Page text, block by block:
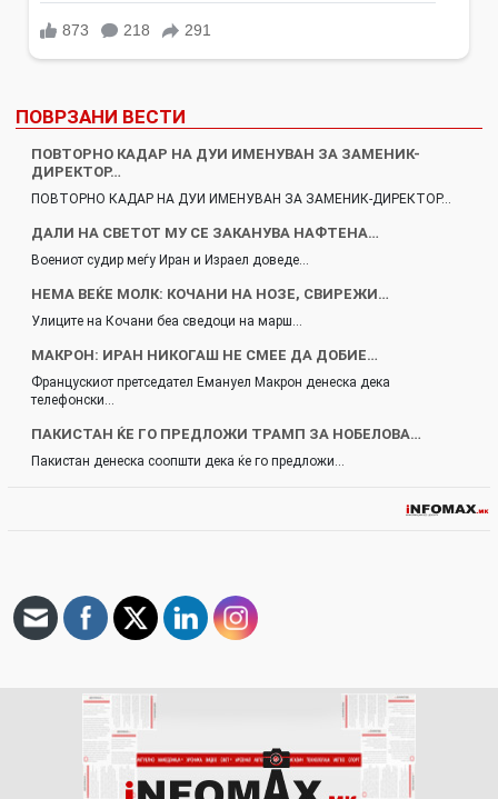
ПОВРЗАНИ ВЕСТИ
ПОВТОРНО КАДАР НА ДУИ ИМЕНУВАН ЗА ЗАМЕНИК-
ДИРЕКТОР…
ПОВТОРНО КАДАР НА ДУИ ИМЕНУВАН ЗА ЗАМЕНИК-ДИРЕКТОР…
ДАЛИ НА СВЕТОТ МУ СЕ ЗАКАНУВА НАФТЕНА…
Воениот судир меѓу Иран и Израел доведе…
НЕМА ВЕЌЕ МОЛК: КОЧАНИ НА НОЗЕ, СВИРЕЖИ…
Улиците на Кочани беа сведоци на марш…
МАКРОН: ИРАН НИКОГАШ НЕ СМЕЕ ДА ДОБИЕ…
Францускиот претседател Емануел Макрон денеска дека
телефонски…
ПАКИСТАН ЌЕ ГО ПРЕДЛОЖИ ТРАМП ЗА НОБЕЛОВА…
Пакистан денеска соопшти дека ќе го предложи…